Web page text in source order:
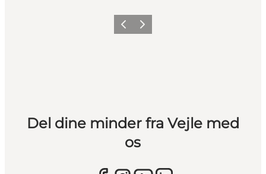
ForrigeNæste
Del dine minder fra Vejle med
os